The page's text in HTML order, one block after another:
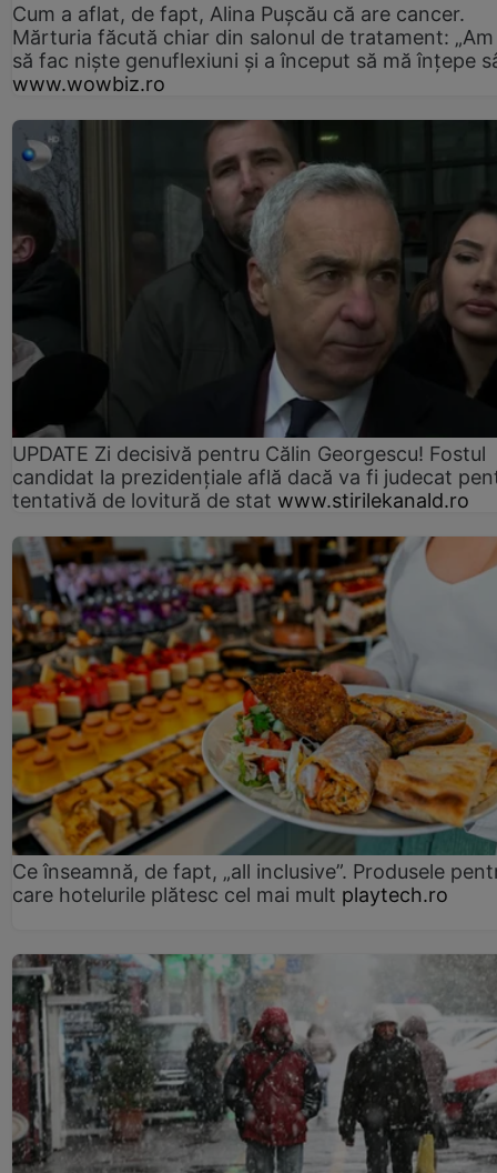
Cum a aflat, de fapt, Alina Pușcău că are cancer.
Mărturia făcută chiar din salonul de tratament:
să fac niște genuflexiuni și a început să mă înțepe
www.wowbiz.ro
UPDATE Zi decisivă pentru Călin Georgescu! Fostul
candidat la prezidențiale află dacă va fi judecat
tentativă de lovitură de stat www.stirilekanald.ro
Ce înseamnă, de fapt, „all inclusive”. Produsele
care hotelurile plătesc cel mai mult playtech.ro